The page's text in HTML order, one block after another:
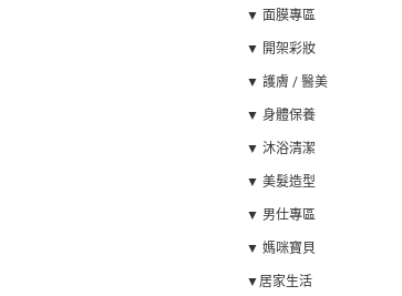
▼ 面膜專區
▼ 開架彩妝
▼ 護膚 / 醫美
▼ 身體保養
▼ 沐浴清潔
▼ 美髮造型
▼ 男仕專區
▼ 媽咪寶貝
▼居家生活